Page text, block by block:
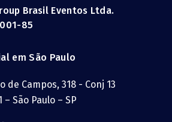
Brasil Eventos Ltda.
85
em São Paulo
de Campos, 318 - Conj 13
– São Paulo – SP